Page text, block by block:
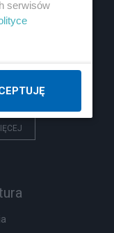
i uroda
serwisów